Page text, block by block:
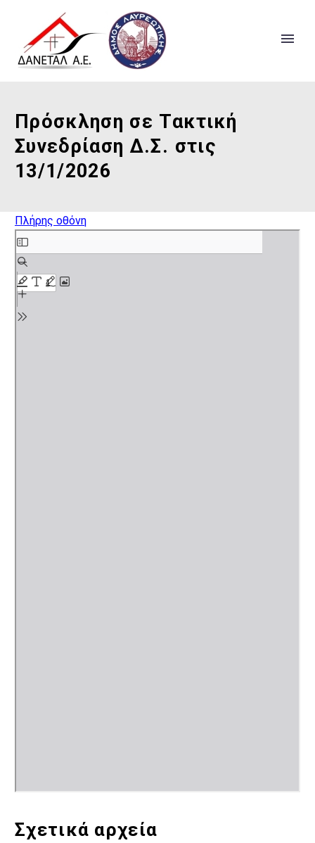
Πρόσκληση σε Τακτική
Συνεδρίαση Δ.Σ. στις
13/1/2026
Πλήρης οθόνη
Skip
to
PDF
content
Σχετικά αρχεία